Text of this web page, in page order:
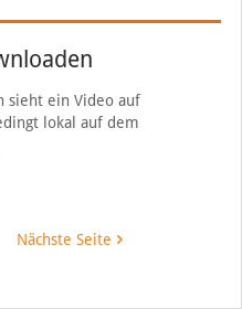
sieht ein Video auf
lokal auf dem
Nächste Seite